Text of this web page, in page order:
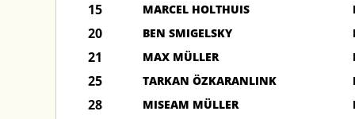
15 MARCEL HOLTHUIS
20 BEN SMIGELSKY
21 MAX MÜLLER
25 TARKAN ÖZKARANLINK
28 MISEAM MÜLLER